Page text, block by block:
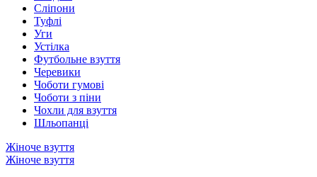
Сліпони
Туфлі
Уги
Устілка
Футбольне взуття
Черевики
Чоботи гумові
Чоботи з піни
Чохли для взуття
Шльопанці
Жіноче взуття
Жіноче взуття